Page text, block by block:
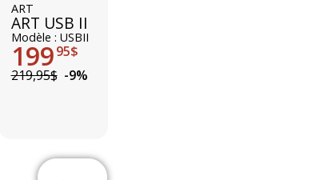
ART
ART USB II
Modèle : USBII
19995$
219,95$ -9%